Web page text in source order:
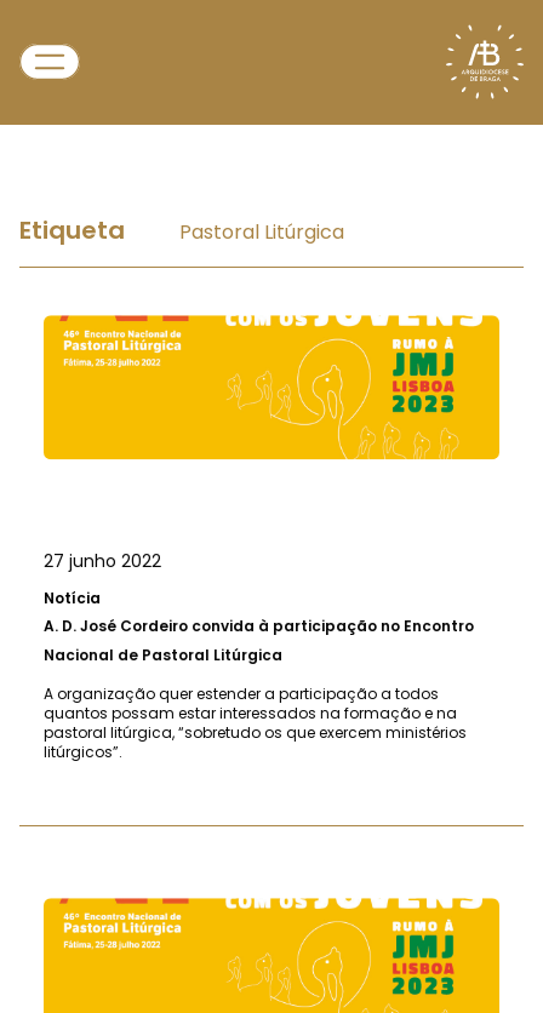
Etiqueta Pastoral Litúrgica
27 junho 2022
Notícia
A. D. José Cordeiro convida à participação no Encontro
Nacional de Pastoral Litúrgica
A organização quer estender a participação a todos
quantos possam estar interessados na formação e na
pastoral litúrgica, “sobretudo os que exercem ministérios
litúrgicos”.